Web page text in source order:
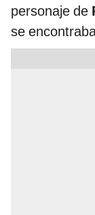
personaje de
se